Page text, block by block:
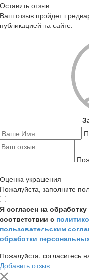
Оставить отзыв
Ваш отзыв пройдет
публикацией на сайте.
Оценка украшения
Пожалуйста, заполните
Я согласен на
соответствии с
пользовательским
обработки
Пожалуйста, согласитесь
Добавить отзыв